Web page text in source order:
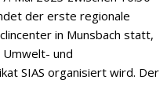
der erste regionale
in Munsbach statt,
und
SIAS organisiert wird. Der